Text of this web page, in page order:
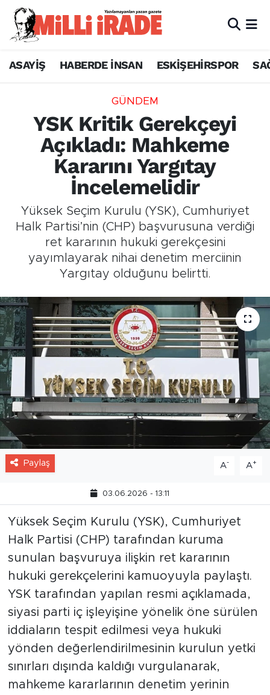
ASAYİŞ HABERDE İNSAN ESKİŞEHİRSPOR
GÜNDEM
YSK Kritik Gerekçeyi
Açıkladı: Mahkeme
Kararını Yargıtay
İncelemelidir
Yüksek Seçim Kurulu (YSK), Cumhuriyet
Halk Partisi’nin (CHP) başvurusuna verdiği
ret kararının hukuki gerekçesini
yayımlayarak nihai denetim merciinin
Yargıtay olduğunu belirtti.
Paylaş A- A+
03.06.2026 - 13:11
Yüksek Seçim Kurulu (YSK), Cumhuriyet
Halk Partisi (CHP) tarafından kuruma
sunulan başvuruya ilişkin ret kararının
hukuki gerekçelerini kamuoyuyla paylaştı.
YSK tarafından yapılan resmi açıklamada,
siyasi parti iç işleyişine yönelik öne sürülen
iddiaların tespit edilmesi veya hukuki
yönden değerlendirilmesinin kurulun yetki
sınırları dışında kaldığı vurgulanarak,
mahkeme kararlarının denetim yerinin